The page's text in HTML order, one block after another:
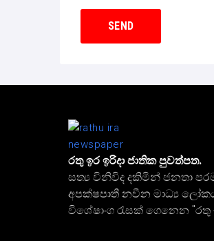
රතු ඉර ඉරිදා ජාතික පුවත්පත.
සත්‍ය විනිවිද දකිමින් ජනතා
අපක්ෂපාතී නවීන මාධ්‍ය
විශේෂාංග රැසක් ගෙනෙන "රතු